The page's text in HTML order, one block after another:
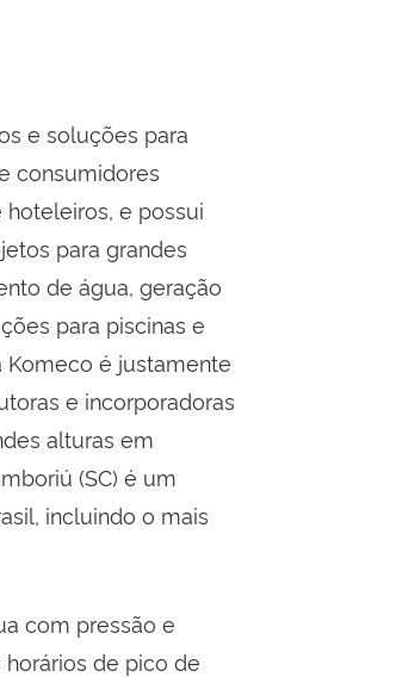
e soluções para
consumidores
e possui
para grandes
de água, geração
para piscinas e
é justamente
e incorporadoras
alturas em
(SC) é um
incluindo o mais
com pressão e
de pico de